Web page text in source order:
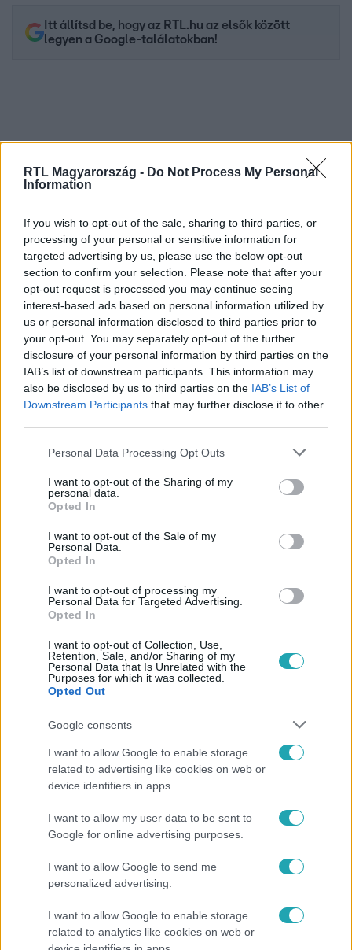
RTL Magyarország - Do Not Process My Personal
Information
If you wish to opt-out of the sale, sharing to third parties, or
processing of your personal or sensitive information for
targeted advertising by us, please use the below opt-out
section to confirm your selection. Please note that after your
opt-out request is processed you may continue seeing
interest-based ads based on personal information utilized by
us or personal information disclosed to third parties prior to
your opt-out. You may separately opt-out of the further
disclosure of your personal information by third parties on the
IAB’s list of downstream participants. This information may
also be disclosed by us to third parties on the IAB’s List of
Downstream Participants that may further disclose it to other
Please note that this website/app uses one or more Google
not limited to your visit or usage behaviour. You may click to
grant or deny consent to Google and its third-party tags to
use your data for below specified purposes in below Google
consent section.
Personal Data Processing Opt Outs
I want to opt-out of the Sharing of my
personal data.
Opted In
I want to opt-out of the Sale of my
Personal Data.
Opted In
I want to opt-out of processing my
Personal Data for Targeted Advertising.
Opted In
I want to opt-out of Collection, Use,
Retention, Sale, and/or Sharing of my
Personal Data that Is Unrelated with the
Purposes for which it was collected.
Opted Out
Google consents
I want to allow Google to enable storage
related to advertising like cookies on web or
device identifiers in apps.
I want to allow my user data to be sent to
Google for online advertising purposes.
I want to allow Google to send me
personalized advertising.
I want to allow Google to enable storage
related to analytics like cookies on web or
Itt állítsd be, hogy az RTL.hu az elsők között
legyen a Google-találatokban!
Kövess minket, és értesülj a friss hírekről a
Facebookon is!
Követem
# SEBESTYÉN BALÁZS
RÁCZ JENŐ #PÁRBAJ
TAKÁCS ZSUZSIKA SZIGLIGETI IVETT
Népszerű